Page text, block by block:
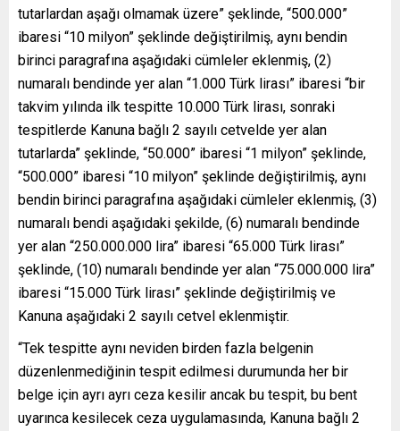
tutarlardan aşağı olmamak üzere” şeklinde, “500.000”
ibaresi “10 milyon” şeklinde değiştirilmiş, aynı bendin
birinci paragrafına aşağıdaki cümleler eklenmiş, (2)
numaralı bendinde yer alan “1.000 Türk lirası” ibaresi “bir
takvim yılında ilk tespitte 10.000 Türk lirası, sonraki
tespitlerde Kanuna bağlı 2 sayılı cetvelde yer alan
tutarlarda” şeklinde, “50.000” ibaresi “1 milyon” şeklinde,
“500.000” ibaresi “10 milyon” şeklinde değiştirilmiş, aynı
bendin birinci paragrafına aşağıdaki cümleler eklenmiş, (3)
numaralı bendi aşağıdaki şekilde, (6) numaralı bendinde
yer alan “250.000.000 lira” ibaresi “65.000 Türk lirası”
şeklinde, (10) numaralı bendinde yer alan “75.000.000 lira”
ibaresi “15.000 Türk lirası” şeklinde değiştirilmiş ve
Kanuna aşağıdaki 2 sayılı cetvel eklenmiştir.
“Tek tespitte aynı neviden birden fazla belgenin
düzenlenmediğinin tespit edilmesi durumunda her bir
belge için ayrı ayrı ceza kesilir ancak bu tespit, bu bent
uyarınca kesilecek ceza uygulamasında, Kanuna bağlı 2